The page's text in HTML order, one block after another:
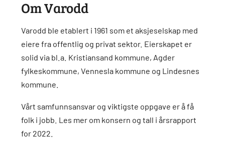
Om Varodd
Varodd ble etablert i 1961 som et aksjeselskap med
eiere fra offentlig og privat sektor. Eierskapet er
solid via bl.a. Kristiansand kommune, Agder
fylkeskommune, Vennesla kommune og Lindesnes
kommune.
Vårt samfunnsansvar og viktigste oppgave er å få
folk i jobb. Les mer om konsern og tall i årsrapport
for 2022.